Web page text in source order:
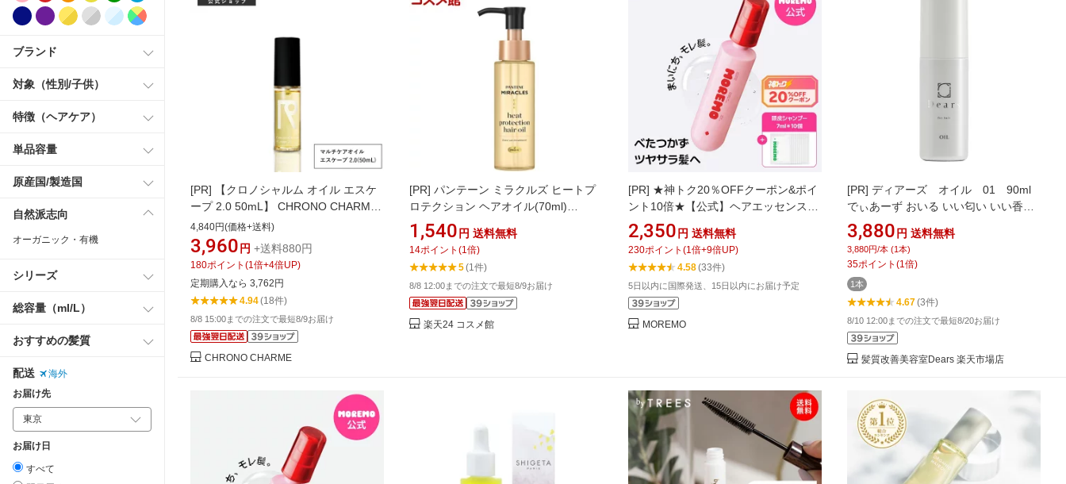
ブランド
対象（性別/子供）
特徴（ヘアケア）
単品容量
原産国/製造国
自然派志向
オーガニック・有機
シリーズ
総容量（ml/L）
おすすめの髪質
配送
海外
お届け先
お届け日
すべて
[PR]
【クロノシャルム オイル エスケ
ープ 2.0 50mL】 CHRONO CHARME
oil_escape 2.0 ヘアオイル マルチケア
オイル ヘアケア ボディケア スタイ
リング まとまる うるおい マルチ
ケア スキンケア アウトバストリー
トメント
4,840円(価格+送料)
3,960円 +送料880円
180ポイント (1 倍+4倍UP)
定期購入なら 3,762円
4.94(18件)
8/8 15:00までの注文で最短8/9お届け
CHRONO CHARME
[PR] パンテーン ミラクルズ ヒートプ
ロテクション ヘアオイル(70ml)
【PANTENE MIRACLES】
1,540円 送料無料
14ポイント (1 倍)
5(1件)
8/8 12:00までの注文で最短8/9お届け
楽天24 コスメ館
[PR] ★神トク20％OFFクーポン&ポイ
ント10倍★【公式】ヘアエッセンスデ
ィライトフルオイル, 120ml/ ダメージ
ケア ヘアオイル デイリーケア ヘアケ
ア ヘアエッセンス べたつかない ヘア
バーム モレモ moremo
2,350円 送料無料
230ポイント (1 倍+9倍UP)
4.58(33件)
5日以内に国際発送、15日以内にお届け予定
MOREMO
[PR] ディアーズ オイル 01 90ml
でぃあーず おいる いい匂い いい香り
香りがいい パサつき 潤い うるおい ヘ
アケア 美容室専売 サロン専売 美容 髪
質改善 美容室ブランド Dears
3,880円 送料無料
3,880円/本 (1本)
35ポイント (1 倍)
1本
4.67(3件)
8/10 12:00までの注文で最短8/20お届け
髪質改善美容室Dears 楽天市場店